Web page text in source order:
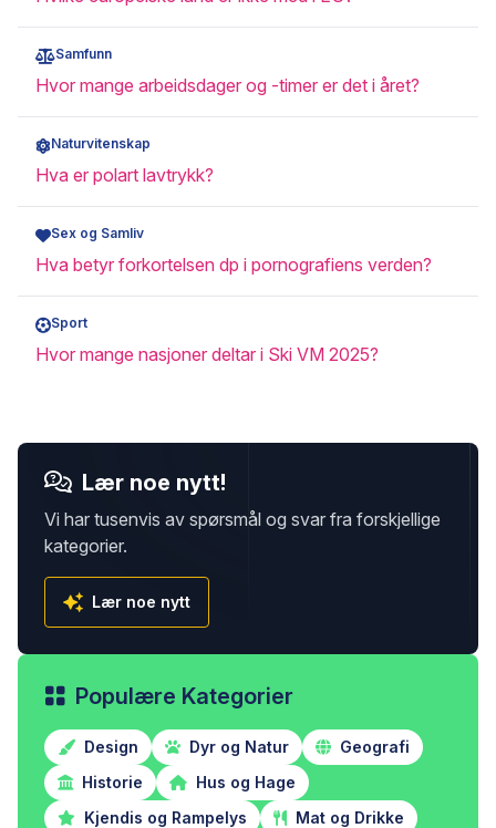
Samfunn
Hvor mange arbeidsdager og -timer er det i året?
Naturvitenskap
Hva er polart lavtrykk?
Sex og Samliv
Hva betyr forkortelsen dp i pornografiens verden?
Sport
Hvor mange nasjoner deltar i Ski VM 2025?
Lær noe nytt!
Vi har tusenvis av spørsmål og svar fra forskjellige
kategorier.
Lær noe nytt
Populære Kategorier
Design Dyr og Natur
Geografi
Historie
Hus og Hage
Kjendis og Rampelys
Mat og Drikke